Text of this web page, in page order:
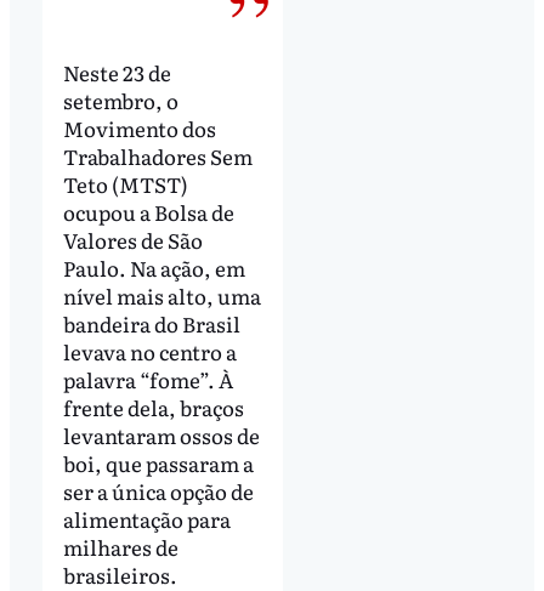
Neste 23 de
setembro, o
Movimento dos
Trabalhadores Sem
Teto (MTST)
ocupou a Bolsa de
Valores de São
Paulo. Na ação, em
nível mais alto, uma
bandeira do Brasil
levava no centro a
palavra “fome”. À
frente dela, braços
levantaram ossos de
boi, que passaram a
ser a única opção de
alimentação para
milhares de
brasileiros.